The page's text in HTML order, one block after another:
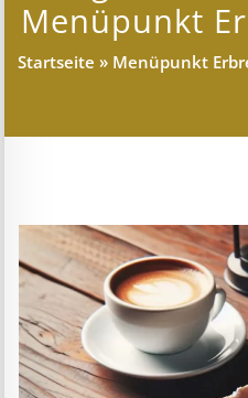
Menüpunkt
Startseite » Menüpunkt